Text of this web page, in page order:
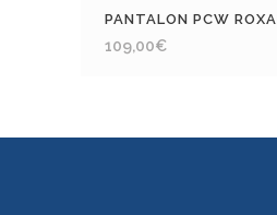
PANTALON PCW
109,00€